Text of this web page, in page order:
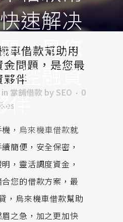
速解决
，是您
控融資
伴
車借款幫助用
問題，是您最
夥伴
in 當舖借款 by SEO
0
，烏來機車借款就
簡便，安全保密，
，靈活調度資金，
您的借款方案，最
，烏來機車借款幫助
之急，加之更加快